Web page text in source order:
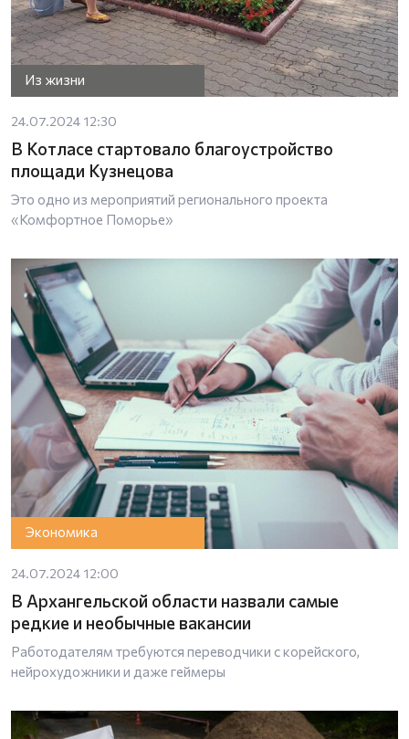
Из жизни
24.07.2024 12:30
В Котласе стартовало благоустройство
площади Кузнецова
Это одно из мероприятий регионального проекта
«Комфортное Поморье»
Экономика
24.07.2024 12:00
В Архангельской области назвали самые
редкие и необычные вакансии
Работодателям требуются переводчики с корейского,
нейрохудожники и даже геймеры